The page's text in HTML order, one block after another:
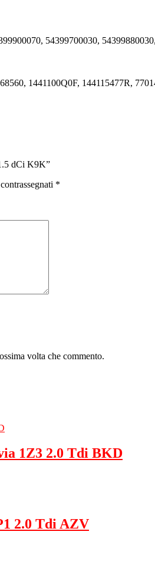
54399700030,
1441100Q0F, 144115477R,
dCi K9K”
*
volta che commento.
1Z3 2.0 Tdi BKD
2.0 Tdi AZV